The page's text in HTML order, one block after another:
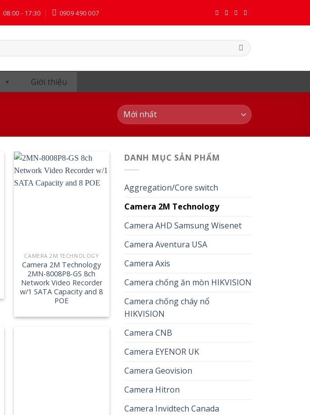
08:00 - 17:30 0909 490 007
Giới thiệu
CAMERA 2M TECHNOLOGY
Camera 2M Technology
2MN-8008P8-GS 8ch
Network Video Recorder
w/1 SATA Capacity and 8
POE
DANH MỤC SẢN PHẨM
Aggregation/Core switch
Camera 2M Technology
Camera AHD Samsung Wisenet
Camera Aventura USA
Camera Axis
Camera chống ăn mòn HIKVISION
Camera chống cháy nổ
HIKVISION
Camera CNB
Camera EYENOR UK
Camera Geovision
Camera Hitron
Camera Invidtech Canada